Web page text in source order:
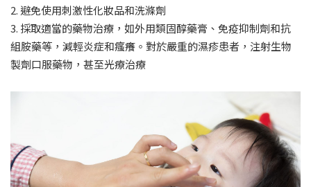
2. 避免使用刺激性化妝品和洗滌劑
3. 採取適當的藥物治療，如外用類固醇藥膏、免疫抑制劑和抗
組胺藥等，減輕炎症和瘙癢。對於嚴重的濕疹患者，注射生物
製劑口服藥物，甚至光療治療